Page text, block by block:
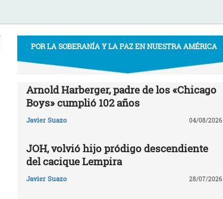
POR LA SOBERANÍA Y LA PAZ EN NUESTRA AMÉRICA
Arnold Harberger, padre de los «Chicago
Boys» cumplió 102 años
Javier Suazo 04/08/2026
JOH, volvió hijo pródigo descendiente
del cacique Lempira
Javier Suazo 28/07/2026